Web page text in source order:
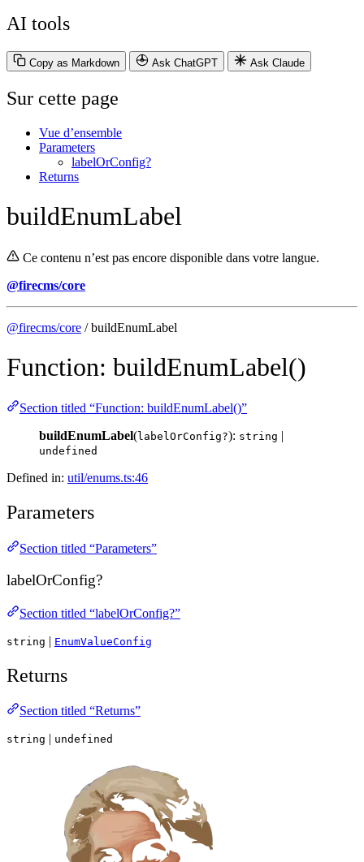
AI tools
Copy as Markdown Ask ChatGPT Ask Claude
Sur cette page
Vue d’ensemble
Parameters
labelOrConfig?
Returns
buildEnumLabel
Ce contenu n’est pas encore disponible dans votre langue.
@firecms/core
@firecms/core / buildEnumLabel
Function: buildEnumLabel()
Section titled “Function: buildEnumLabel()”
buildEnumLabel(labelOrConfig?): string |
undefined
Defined in: util/enums.ts:46
Parameters
Section titled “Parameters”
labelOrConfig?
Section titled “labelOrConfig?”
string | EnumValueConfig
Returns
Section titled “Returns”
string | undefined